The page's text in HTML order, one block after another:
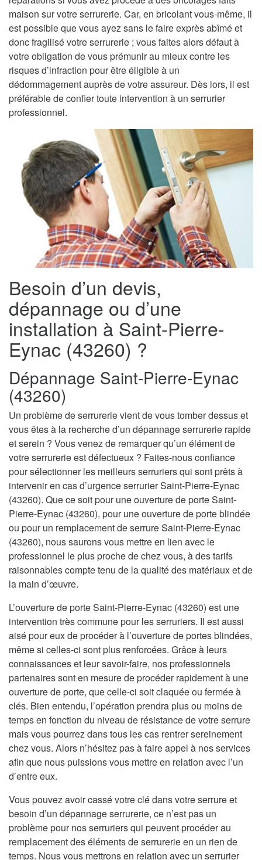
maison sur votre serrurerie. Car, en bricolant vous-même, il
est possible que vous ayez sans le faire exprès abîmé et
donc fragilisé votre serrurerie ; vous faites alors défaut à
votre obligation de vous prémunir au mieux contre les
risques d’infraction pour être éligible à un
dédommagement auprès de votre assureur. Dès lors, il est
préférable de confier toute intervention à un serrurier
professionnel.
Besoin d’un devis,
dépannage ou d’une
installation à Saint-Pierre-
Eynac (43260) ?
Dépannage Saint-Pierre-Eynac
(43260)
Un problème de serrurerie vient de vous tomber dessus et
vous êtes à la recherche d’un dépannage serrurerie rapide
et serein ? Vous venez de remarquer qu’un élément de
votre serrurerie est défectueux ? Faites-nous confiance
pour sélectionner les meilleurs serruriers qui sont prêts à
intervenir en cas d’urgence serrurier Saint-Pierre-Eynac
(43260). Que ce soit pour une ouverture de porte Saint-
Pierre-Eynac (43260), pour une ouverture de porte blindée
ou pour un remplacement de serrure Saint-Pierre-Eynac
(43260), nous saurons vous mettre en lien avec le
professionnel le plus proche de chez vous, à des tarifs
raisonnables compte tenu de la qualité des matériaux et de
la main d’œuvre.
L’ouverture de porte Saint-Pierre-Eynac (43260) est une
intervention très commune pour les serruriers. Il est aussi
aisé pour eux de procéder à l’ouverture de portes blindées,
même si celles-ci sont plus renforcées. Grâce à leurs
connaissances et leur savoir-faire, nos professionnels
partenaires sont en mesure de procéder rapidement à une
ouverture de porte, que celle-ci soit claquée ou fermée à
clés. Bien entendu, l’opération prendra plus ou moins de
temps en fonction du niveau de résistance de votre serrure
mais vous pourrez dans tous les cas rentrer sereinement
chez vous. Alors n’hésitez pas à faire appel à nos services
afin que nous puissions vous mettre en relation avec l’un
d’entre eux.
Vous pouvez avoir cassé votre clé dans votre serrure et
besoin d’un dépannage serrurerie, ce n’est pas un
problème pour nos serruriers qui peuvent procéder au
remplacement des éléments de serrurerie en un rien de
temps. Nous vous mettrons en relation avec un serrurier